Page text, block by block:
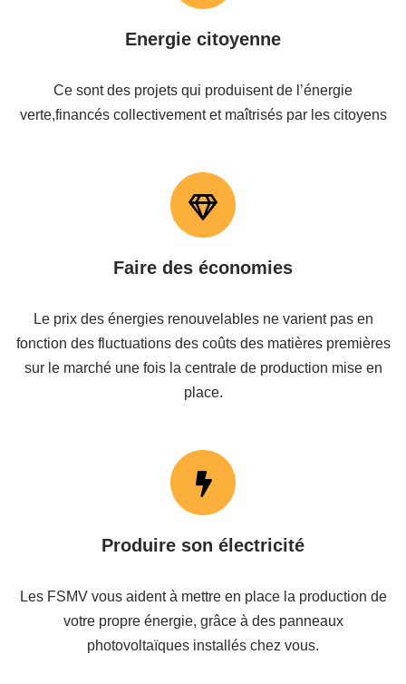
Energie citoyenne
Ce sont des projets qui produisent de l’énergie
verte,financés collectivement et maîtrisés par les citoyens
Faire des économies
Le prix des énergies renouvelables ne varient pas en
fonction des fluctuations des coûts des matières premières
sur le marché une fois la centrale de production mise en
place.
Produire son électricité
Les FSMV vous aident à mettre en place la production de
votre propre énergie, grâce à des panneaux
photovoltaïques installés chez vous.